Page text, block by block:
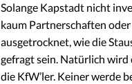
Solange Kapstadt nicht
kaum Partnerschaften
ausgetrocknet, wie die
gefragt sein. Natürlich wird
die KfW’ler. Keiner werde